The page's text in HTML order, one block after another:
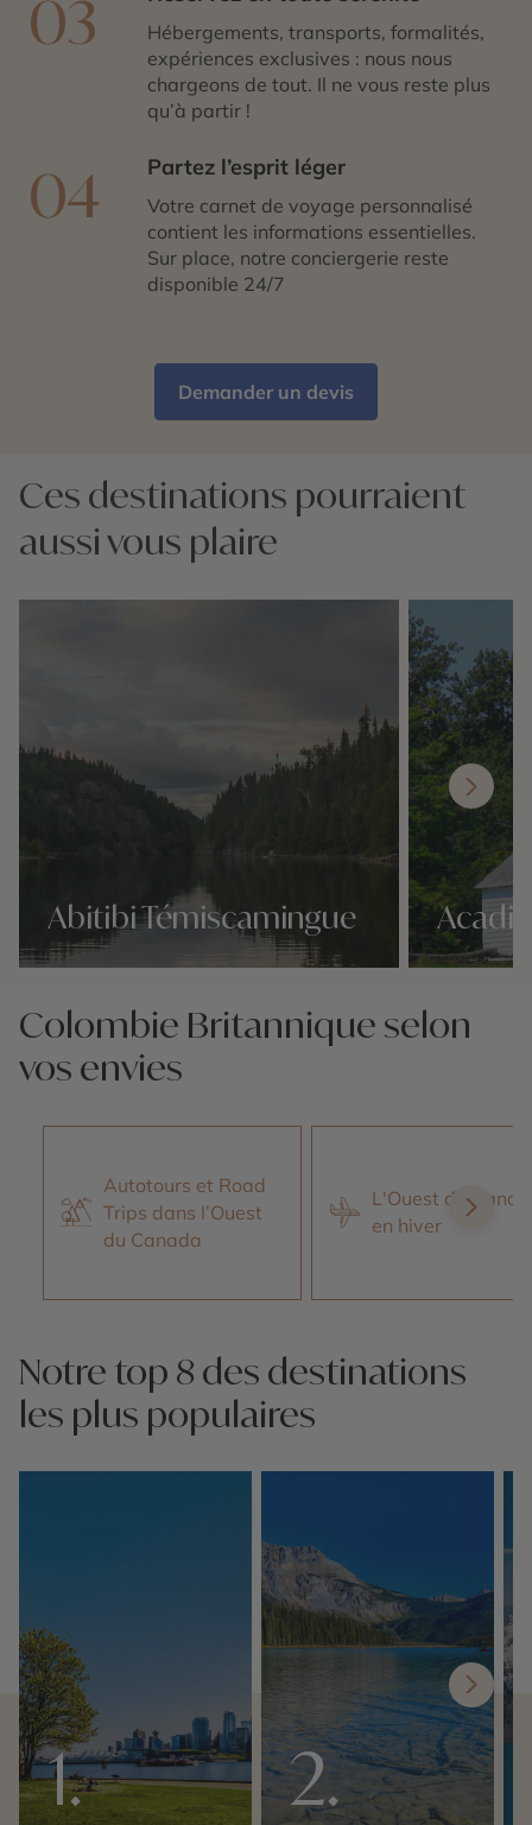
l’aventure se vivent intensément.
03
Hébergements, transports, formalités,
expériences exclusives : nous nous
chargeons de tout. Il ne vous reste plus
qu’à partir !
04 Partez l’esprit léger
Votre carnet de voyage personnalisé
contient les informations essentielles.
Sur place, notre conciergerie reste
disponible 24/7
Demander un devis
Ces destinations pourraient
aussi vous plaire
Abitibi Témiscamingue Acadie
Colombie Britannique selon
vos envies
Autotours et Road
Trips dans l’Ouest
du Canada
L'Ouest du
en hiver
Notre top 8 des destinations
les plus populaires